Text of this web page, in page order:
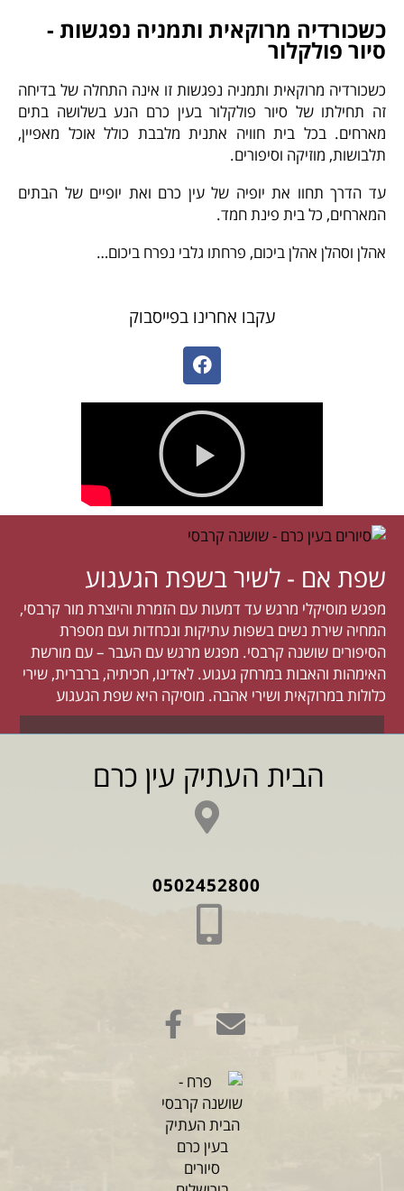
כשכורדיה מרוקאית ותמניה נפגשות -
סיור פולקלור
כשכורדיה מרוקאית ותמניה נפגשות זו אינה התחלה של בדיחה
זה תחילתו של סיור פולקלור בעין כרם הנע בשלושה בתים
מארחים. בכל בית חוויה אתנית מלבבת כולל אוכל מאפיין,
תלבושות, מוזיקה וסיפורים.
עד הדרך תחוו את יופיה של עין כרם ואת יופיים של הבתים
המארחים, כל בית פינת חמד.
אהלן וסהלן אהלן ביכום, פרחתו גלבי נפרח ביכום…
עקבו אחרינו בפייסבוק
שפת אם - לשיר בשפת הגעגוע
מפגש מוסיקלי מרגש עד דמעות עם הזמרת והיוצרת מור קרבסי,
המחיה שירת נשים בשפות עתיקות ונכחדות ועם מספרת
הסיפורים שושנה קרבסי. מפגש מרגש עם העבר – עם מורשת
האימהות והאבות במרחק געגוע. לאדינו, חכיתיה, ברברית, שירי
כלולות במרוקאית ושירי אהבה. מוסיקה היא שפת הגעגוע
הבית העתיק עין כרם
0502452800